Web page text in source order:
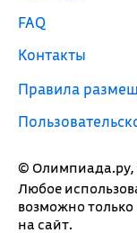
© Олимпиада.ру,
Любое
возможно
на сайт.
FAQ
Контакты
Правила